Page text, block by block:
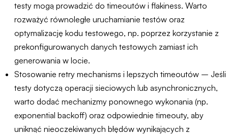
testy mogą prowadzić do timeoutów i flakiness. Warto
rozważyć równoległe uruchamianie testów oraz
optymalizację kodu testowego, np. poprzez korzystanie z
prekonfigurowanych danych testowych zamiast ich
generowania w locie.
Stosowanie retry mechanisms i lepszych timeoutów – Jeśli
testy dotyczą operacji sieciowych lub asynchronicznych,
warto dodać mechanizmy ponownego wykonania (np.
exponential backoff) oraz odpowiednie timeouty, aby
uniknąć nieoczekiwanych błędów wynikających z